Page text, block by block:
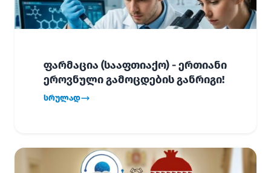
ფარმაცია (სააფთიაქო) - ერთიანი
ეროვნული გამოცდების განრიგი!
სრულად